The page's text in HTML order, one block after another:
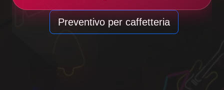
Preventivo per caffetteria